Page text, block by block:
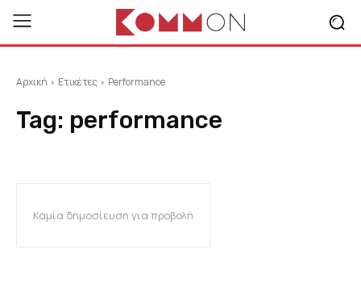
Αρχική Ετικέτες Performance
Tag: performance
Καμία δημοσίευση για προβολή